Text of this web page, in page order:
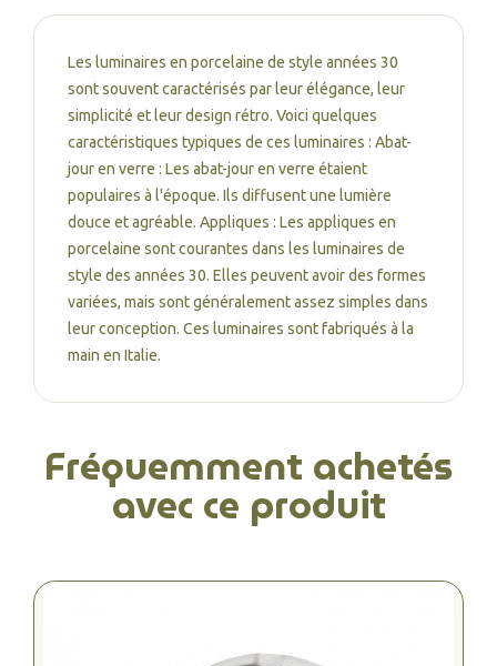
Les luminaires en porcelaine de style années 30
sont souvent caractérisés par leur élégance, leur
simplicité et leur design rétro. Voici quelques
caractéristiques typiques de ces luminaires : Abat-
jour en verre : Les abat-jour en verre étaient
populaires à l'époque. Ils diffusent une lumière
douce et agréable. Appliques : Les appliques en
porcelaine sont courantes dans les luminaires de
style des années 30. Elles peuvent avoir des formes
variées, mais sont généralement assez simples dans
leur conception. Ces luminaires sont fabriqués à la
main en Italie.
Fréquemment achetés
avec ce produit